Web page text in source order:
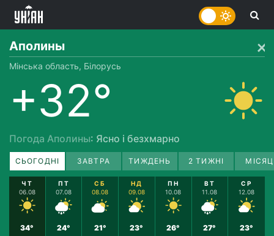
Аполины
Мінська область, Білорусь
+32°
Погода Аполины: Ясно і безхмарно
СЬОГОДНІ ЗАВТРА ТИЖДЕНЬ 2 ТИЖНІ
ЧТ
06.08
34°
ПТ
07.08
24°
СБ
08.08
21°
НД
09.08
23°
ПН
10.08
26°
ВТ
11.08
27°
СР
12.08
23°